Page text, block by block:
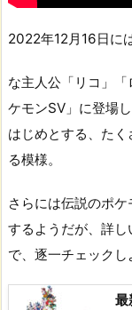
2022年12月16日に
な主人公「リコ」
ケモンSV」に登場
はじめとする、た
る模様。
さらには伝説のポ
するようだが、詳
で、逐一チェックし
最